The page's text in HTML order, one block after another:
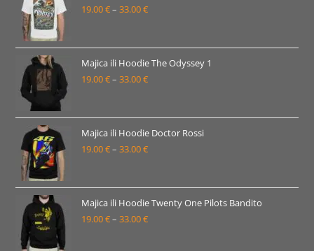
do
19.00€– 33.00€Raspon
19.00 €
do
Majica ili Hoodie The Odyssey 1
19.00€– 33.00€Raspon
19.00 €
do
Majica ili Hoodie Doctor Rossi
19.00€– 33.00€Raspon
19.00 €
do
Majica ili Hoodie Twenty One Pilots Bandito
19.00€– 33.00€Raspon